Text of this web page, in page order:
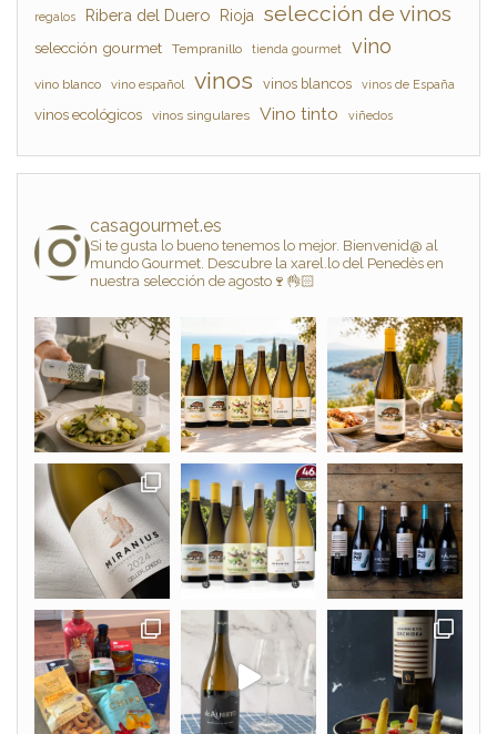
regalos Ribera del Duero Rioja selección de vinos
selección gourmet Tempranillo tienda gourmet vino
vino blanco vino español vinos vinos blancos vinos de España
vinos ecológicos vinos singulares Vino tinto viñedos
casagourmet.es
Si te gusta lo bueno tenemos lo mejor. Bienvenid@ al
mundo Gourmet. Descubre la xarel.lo del Penedès en
nuestra selección de agosto🍷👌🏻